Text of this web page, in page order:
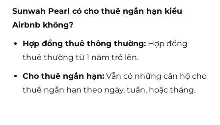
Sunwah Pearl có cho thuê ngắn hạn kiểu
Airbnb không?
Hợp đồng thuê thông thường:Hợp đồng
thuê thường từ 1 năm trở lên.
Cho thuê ngắn hạn:Vẫn có những căn hộ cho
thuê ngắn hạn theo ngày, tuần, hoặc tháng.